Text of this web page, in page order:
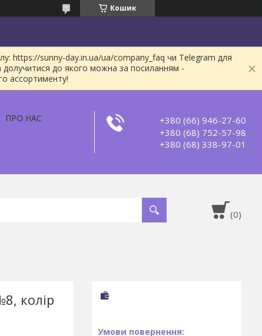
Кошик
https://sunny-day.in.ua/ua/company_faq чи Telegram для
долучитися до якого можна за посиланням -
ассортименту!
ПРО НАС
+380 (66) 946-27-60
+380 (68) 752-57-98
+380 (68) 338-97-01
колір